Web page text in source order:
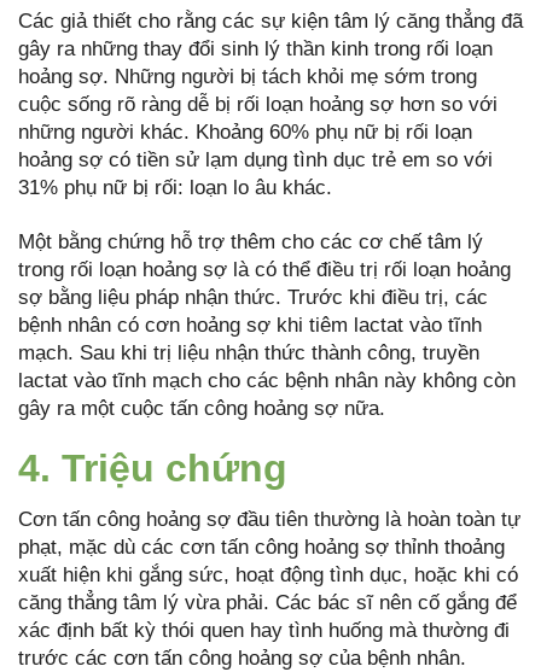
Các giả thiết cho rằng các sự kiện tâm lý căng thẳng đã
gây ra những thay đổi sinh lý thần kinh trong rối loạn
hoảng sợ. Những người bị tách khỏi mẹ sớm trong
cuộc sống rõ ràng dễ bị rối loạn hoảng sợ hơn so với
những người khác. Khoảng 60% phụ nữ bị rối loạn
hoảng sợ có tiền sử lạm dụng tình dục trẻ em so với
31% phụ nữ bị rối: loạn lo âu khác.
Một bằng chứng hỗ trợ thêm cho các cơ chế tâm lý
trong rối loạn hoảng sợ là có thể điều trị rối loạn hoảng
sợ bằng liệu pháp nhận thức. Trước khi điều trị, các
bệnh nhân có cơn hoảng sợ khi tiêm lactat vào tĩnh
mạch. Sau khi trị liệu nhận thức thành công, truyền
lactat vào tĩnh mạch cho các bệnh nhân này không còn
gây ra một cuộc tấn công hoảng sợ nữa.
4. Triệu chứng
Cơn tấn công hoảng sợ đầu tiên thường là hoàn toàn tự
phạt, mặc dù các cơn tấn công hoảng sợ thỉnh thoảng
xuất hiện khi gắng sức, hoạt động tình dục, hoặc khi có
căng thẳng tâm lý vừa phải. Các bác sĩ nên cố gắng để
xác định bất kỳ thói quen hay tình huống mà thường đi
trước các cơn tấn công hoảng sợ của bệnh nhân.